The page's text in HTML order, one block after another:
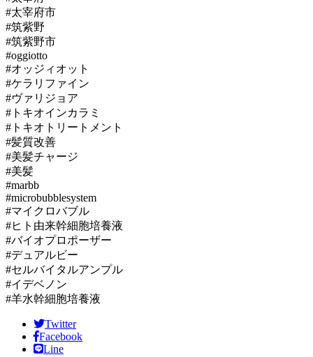
#太宰府市
#筑紫野
#筑紫野市
#oggiotto
#オッジィオット
#ケラリファイン
#ヴァリジョア
#トキオインカラミ
#トキオトリートメント
#髪質改善
#美髪チャージ
#美髪
#marbb
#microbubblesystem
#マイクロバブル
#ヒト由来幹細胞培養液
#バイオプロポーザー
#デュアルビー
#セルバイタルアンプル
#イデベノン
#羊水幹細胞培養液
Twitter
Facebook
Line